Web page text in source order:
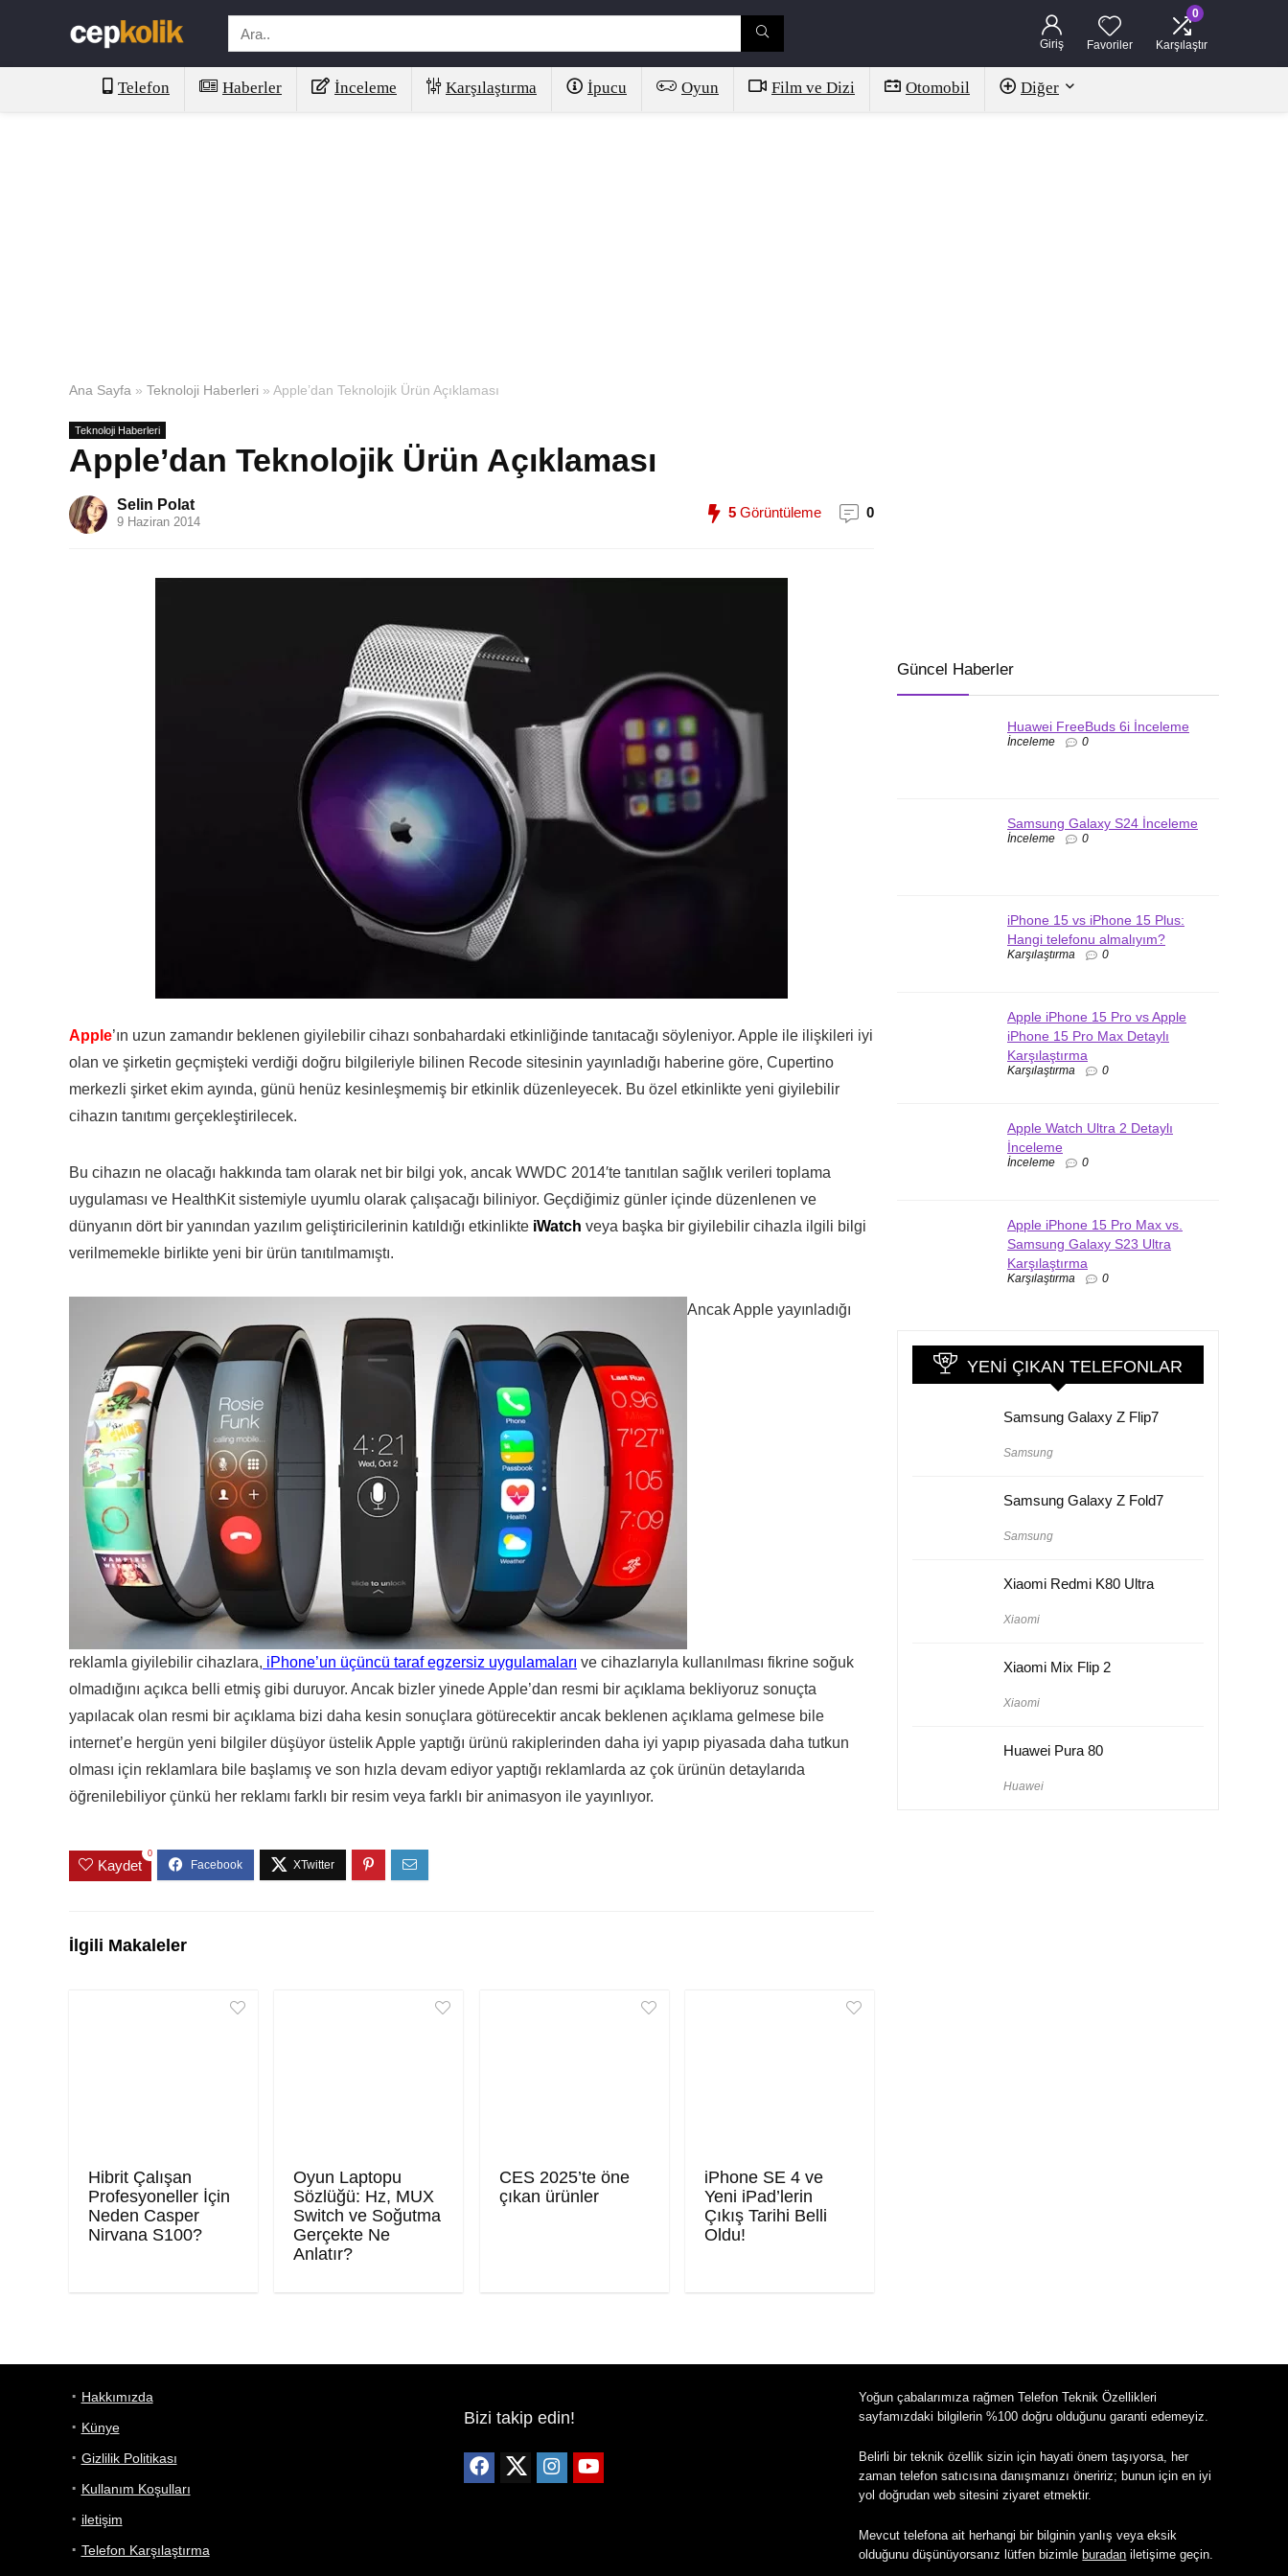
Giriş Favoriler
0
Karşılaştır
Telefon Haberler İnceleme Karşılaştırma İpucu Oyun Film ve Dizi Otomobil Diğer
Ana Sayfa » Teknoloji Haberleri » Apple’dan Teknolojik Ürün Açıklaması
Teknoloji Haberleri
Apple’dan Teknolojik Ürün Açıklaması
Selin Polat
9 Haziran 2014
5 Görüntüleme 0
Apple’ın uzun zamandır beklenen giyilebilir cihazı sonbahardaki etkinliğinde tanıtacağı söyleniyor. Apple ile ilişkileri iyi
olan ve şirketin geçmişteki verdiği doğru bilgileriyle bilinen Recode sitesinin yayınladığı haberine göre, Cupertino
merkezli şirket ekim ayında, günü henüz kesinleşmemiş bir etkinlik düzenleyecek. Bu özel etkinlikte yeni giyilebilir
cihazın tanıtımı gerçekleştirilecek.
Bu cihazın ne olacağı hakkında tam olarak net bir bilgi yok, ancak WWDC 2014′te tanıtılan sağlık verileri toplama
uygulaması ve HealthKit sistemiyle uyumlu olarak çalışacağı biliniyor. Geçdiğimiz günler içinde düzenlenen ve
dünyanın dört bir yanından yazılım geliştiricilerinin katıldığı etkinlikte iWatch veya başka bir giyilebilir cihazla ilgili bilgi
verilmemekle birlikte yeni bir ürün tanıtılmamıştı.
Ancak Apple yayınladığı
reklamla giyilebilir cihazlara, iPhone’un üçüncü taraf egzersiz uygulamaları ve cihazlarıyla kullanılması fikrine soğuk
olmadığını açıkca belli etmiş gibi duruyor. Ancak bizler yinede Apple’dan resmi bir açıklama bekliyoruz sonuçta
yapılacak olan resmi bir açıklama bizi daha kesin sonuçlara götürecektir ancak beklenen açıklama gelmese bile
internet’e hergün yeni bilgiler düşüyor üstelik Apple yaptığı ürünü rakiplerinden daha iyi yapıp piyasada daha tutkun
olması için reklamlara bile başlamış ve son hızla devam ediyor yaptığı reklamlarda az çok ürünün detaylarıda
öğrenilebiliyor çünkü her reklamı farklı bir resim veya farklı bir animasyon ile yayınlıyor.
Kaydet
0
İlgili Makaleler
Hibrit Çalışan
Profesyoneller İçin
Neden Casper
Nirvana S100?
Oyun Laptopu
Sözlüğü: Hz, MUX
Switch ve Soğutma
Gerçekte Ne
Anlatır?
CES 2025’te öne
çıkan ürünler
iPhone SE 4 ve
Yeni iPad’lerin
Çıkış Tarihi Belli
Oldu!
Güncel Haberler
Huawei FreeBuds 6i İnceleme
İnceleme 0
Samsung Galaxy S24 İnceleme
İnceleme 0
iPhone 15 vs iPhone 15 Plus:
Hangi telefonu almalıyım?
Karşılaştırma 0
Apple iPhone 15 Pro vs Apple
iPhone 15 Pro Max Detaylı
Karşılaştırma
Karşılaştırma 0
Apple Watch Ultra 2 Detaylı
İnceleme
İnceleme 0
Apple iPhone 15 Pro Max vs.
Samsung Galaxy S23 Ultra
Karşılaştırma
Karşılaştırma 0
YENI ÇIKAN TELEFONLAR
Samsung Galaxy Z Flip7
Samsung
Samsung Galaxy Z Fold7
Samsung
Xiaomi Redmi K80 Ultra
Xiaomi
Xiaomi Mix Flip 2
Xiaomi
Huawei Pura 80
Huawei
Hakkımızda
Künye
Gizlilik Politikası
Kullanım Koşulları
iletişim
Telefon Karşılaştırma
Bizi takip edin!
Yoğun çabalarımıza rağmen Telefon Teknik Özellikleri
sayfamızdaki bilgilerin %100 doğru olduğunu garanti edemeyiz.
Belirli bir teknik özellik sizin için hayati önem taşıyorsa, her
zaman telefon satıcısına danışmanızı öneririz; bunun için en iyi
yol doğrudan web sitesini ziyaret etmektir.
Mevcut telefona ait herhangi bir bilginin yanlış veya eksik
olduğunu düşünüyorsanız lütfen bizimleburadan iletişime geçin.